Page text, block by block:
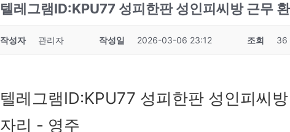
텔레그램ID:KPU77 성피한판 성인피씨방 근무
작성자 관리자 작성일 2026-03-06 23:12 조회 36
텔레그램ID:KPU77 성피한판 성인피씨
자리 - 영주